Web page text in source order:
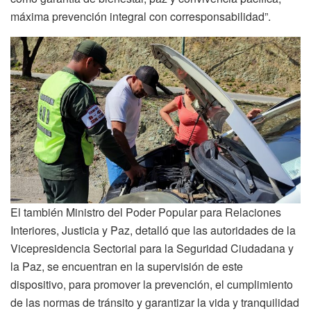
máxima prevención integral con corresponsabilidad”.
El también Ministro del Poder Popular para Relaciones
Interiores, Justicia y Paz, detalló que las autoridades de la
Vicepresidencia Sectorial para la Seguridad Ciudadana y
la Paz, se encuentran en la supervisión de este
dispositivo, para promover la prevención, el cumplimiento
de las normas de tránsito y garantizar la vida y tranquilidad